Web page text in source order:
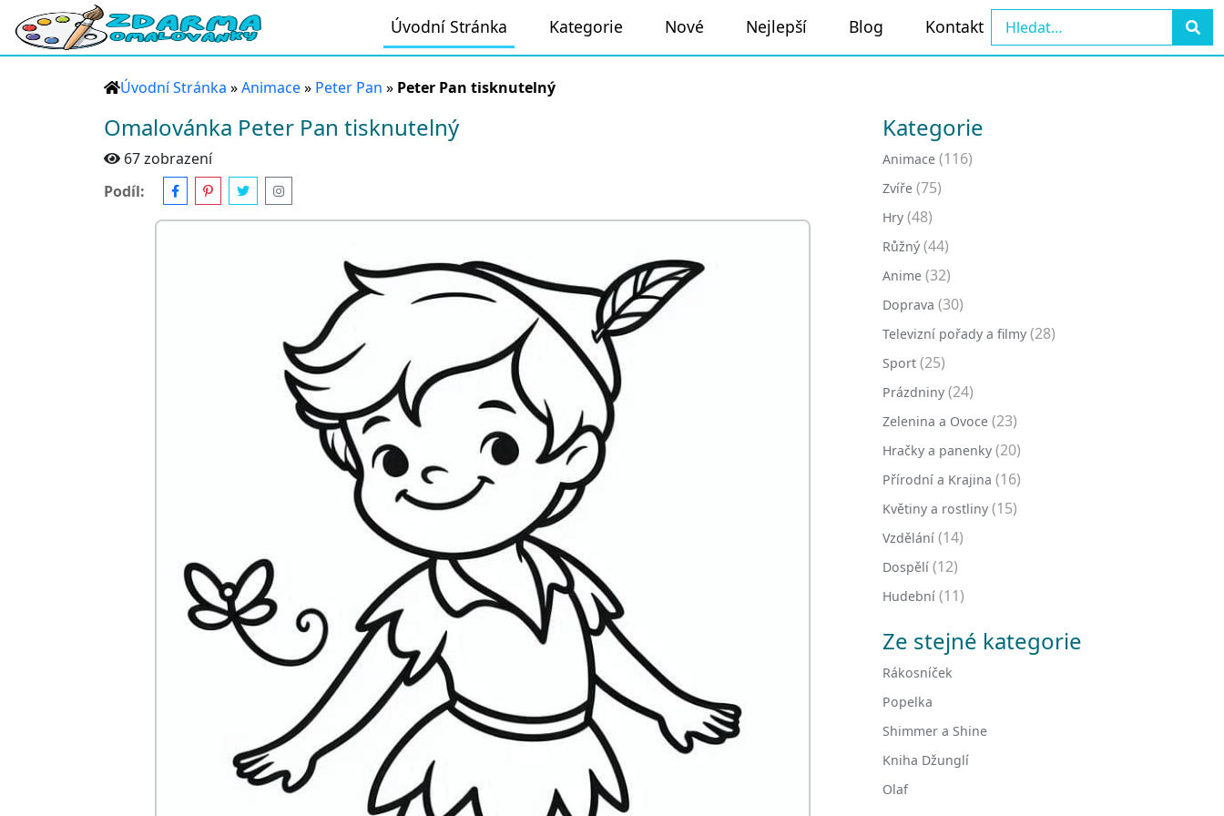
Úvodní Stránka Kategorie Nové Nejlepší Blog Kontakt
Úvodní Stránka »Animace» Peter Pan » Peter Pan tisknutelný
Omalovánka Peter Pan tisknutelný
67 zobrazení
Podíl:
Kategorie
Animace (116)
Zvíře (75)
Hry (48)
Růžný (44)
Anime (32)
Doprava (30)
Televizní pořady a filmy (28)
Sport (25)
Prázdniny (24)
Zelenina a Ovoce (23)
Hračky a panenky (20)
Přírodní a Krajina (16)
Květiny a rostliny (15)
Vzdělání (14)
Dospělí (12)
Hudební (11)
Ze stejné kategorie
Rákosníček
Popelka
Shimmer a Shine
Kniha Džunglí
Olaf